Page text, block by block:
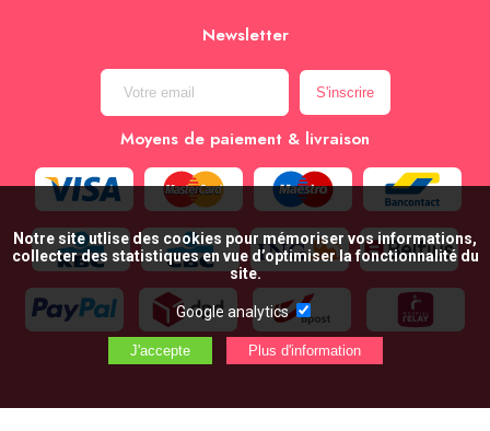
Newsletter
Moyens de paiement & livraison
Notre site utlise des cookies pour mémoriser vos informations,
collecter des statistiques en vue d’optimiser la fonctionnalité du
site.
Google analytics